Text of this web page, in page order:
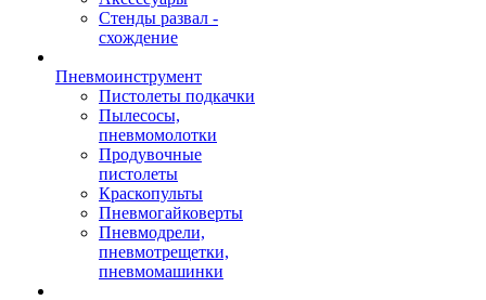
Стенды развал -
схождение
Пневмоинструмент
Пистолеты подкачки
Пылесосы,
пневмомолотки
Продувочные
пистолеты
Краскопульты
Пневмогайковерты
Пневмодрели,
пневмотрещетки,
пневмомашинки